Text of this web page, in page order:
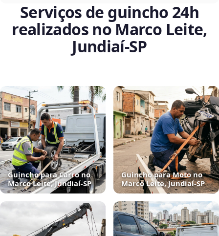
Serviços de guincho 24h
realizados no Marco Leite,
Jundiaí‑SP
Guincho para Carro no
Marco Leite, Jundiaí‑SP
Guincho para Moto no
Marco Leite, Jundiaí‑SP